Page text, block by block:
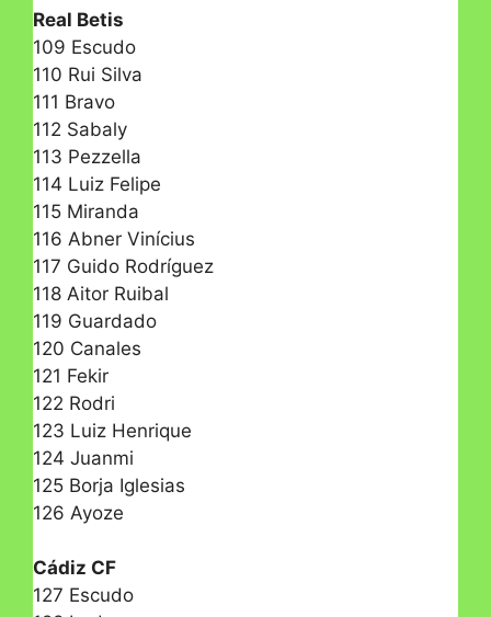
Real Betis
109 Escudo
110 Rui Silva
111 Bravo
112 Sabaly
113 Pezzella
114 Luiz Felipe
115 Miranda
116 Abner Vinícius
117 Guido Rodríguez
118 Aitor Ruibal
119 Guardado
120 Canales
121 Fekir
122 Rodri
123 Luiz Henrique
124 Juanmi
125 Borja Iglesias
126 Ayoze
Cádiz CF
127 Escudo